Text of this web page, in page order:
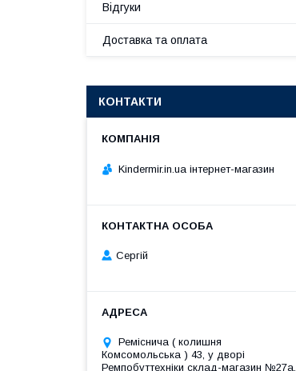
Відгуки
Доставка та оплата
КОНТАКТИ
Kindermir.in.ua інтернет-магазин
Сергій
Реміснича ( колишня
Комсомольська ) 43, у дворі
Ремпобуттехніки склад-магазин №27a,